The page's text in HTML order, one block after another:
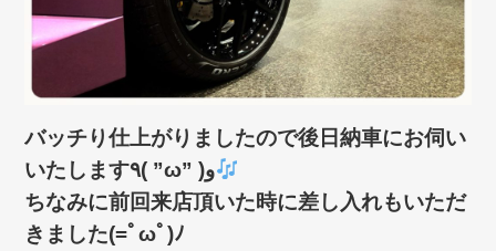
バッチり仕上がりましたので後日納車にお伺い
いたします٩( ”ω” )و
ちなみに前回来店頂いた時に差し入れもいただ
きました(=ﾟωﾟ)ﾉ